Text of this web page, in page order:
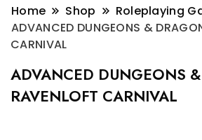
Home Shop
Roleplaying
ADVANCED DUNGEONS &
CARNIVAL
ADVANCED DUNGEONS
RAVENLOFT CARNIVAL